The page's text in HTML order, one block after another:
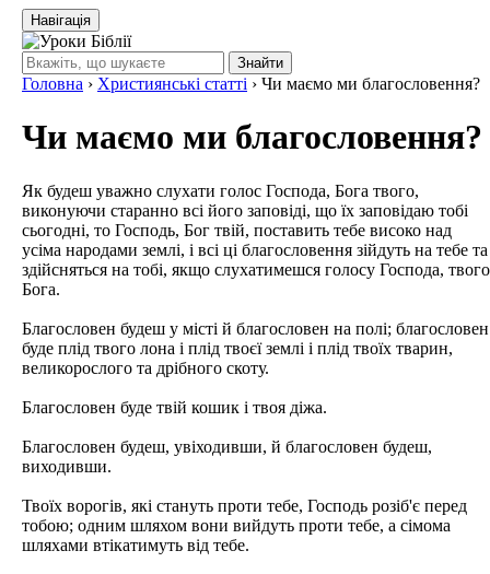
Навігація
Знайти
Головна › Християнські статті › Чи маємо ми благословення?
Чи маємо ми благословення?
Як будеш уважно слухати голос Господа, Бога твого,
виконуючи старанно всі його заповіді, що їх заповідаю тобі
сьогодні, то Господь, Бог твій, поставить тебе високо над
усіма народами землі, і всі ці благословення зійдуть на тебе та
здійсняться на тобі, якщо слухатимешся голосу Господа, твого
Бога.
Благословен будеш у місті й благословен на полі; благословен
буде плід твого лона і плід твоєї землі і плід твоїх тварин,
великорослого та дрібного скоту.
Благословен буде твій кошик і твоя діжа.
Благословен будеш, увіходивши, й благословен будеш,
виходивши.
Твоїх ворогів, які стануть проти тебе, Господь розіб'є перед
тобою; одним шляхом вони вийдуть проти тебе, а сімома
шляхами втікатимуть від тебе.